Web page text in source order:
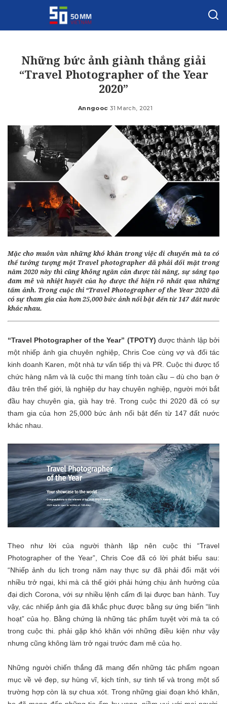
Những bức ảnh giành thắng giải
“Travel Photographer of the Year
2020”
Posted
Anngooc 31 March, 2021
Mặc cho muôn vàn những khó khăn trong việc di chuyển mà ta có
thể tưởng tượng một Travel photographer đã phải đổi mặt trong
năm 2020 này thì cũng không ngăn cản được tài năng, sự sáng tạo
đam mê và nhiệt huyết của họ được thể hiện rõ nhất qua những
tấm ảnh. Trong cuộc thi “Travel Photographer of the Year 2020 đã
có sự tham gia của hơn 25,000 bức ảnh nổi bật đến từ 147 đất nước
khác nhau.
“Travel Photographer of the Year” (TPOTY) được thành lập bởi
một nhiếp ảnh gia chuyên nghiệp, Chris Coe cùng vợ và đối tác
kinh doanh Karen, một nhà tư vấn tiếp thị và PR. Cuộc thi được tổ
chức hàng năm và là cuộc thi mang tính toàn cầu – dù cho bạn ở
đâu trên thế giới, là nghiệp dư hay chuyên nghiệp, người mới bắt
đầu hay chuyên gia, già hay trẻ. Trong cuộc thi 2020 đã có sự
tham gia của hơn 25,000 bức ảnh nổi bật đến từ 147 đất nước
khác nhau.
Theo như lời của người thành lập nên cuộc thi “Travel
Photographer of the Year” , Chris Coe đã có lời phát biểu sau:
“Nhiếp ảnh du lịch trong năm nay thực sự đã phải đổi mặt với
nhiều trở ngại, khi mà cả thế giới phải hứng chịu ảnh hưởng của
đại dịch Corona, với sự nhiều lệnh cấm đi lại được ban hành. Tuy
vậy, các nhiếp ảnh gia đã khắc phục được bằng sự ứng biến “linh
hoạt” của họ. Bằng chứng là những tác phẩm tuyệt vời mà ta có
trong cuộc thi. phải gặp khó khăn với những điều kiện như vậy
nhưng cũng không làm trở ngại trước đam mê của họ.
Những người chiến thắng đã mang đến những tác phẩm ngoạn
mục về vẻ đẹp, sự hùng vĩ, kịch tính, sự tinh tế và trong một số
trường hợp còn là sự chua xót. Trong những giai đoạn khó khăn,